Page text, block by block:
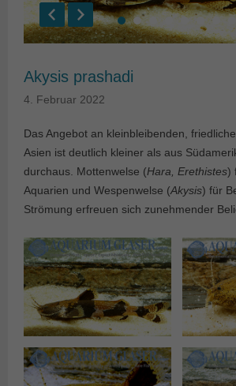
Akysis prashadi
4. Februar 2022
Das Angebot an kleinbleibenden,
Asien ist deutlich kleiner als aus
durchaus. Mottenwelse (Hara, Erethistes)
Aquarien und Wespenwelse (Akysis) für
Strömung erfreuen sich zunehmender